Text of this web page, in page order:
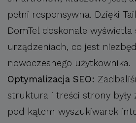
pełni responsywna. Dzięki
DomTel doskonale wyświetla
urządzeniach, co jest
nowoczesnego użytkownika.
Optymalizacja SEO:
struktura i treści strony były
pod kątem wyszukiwarek